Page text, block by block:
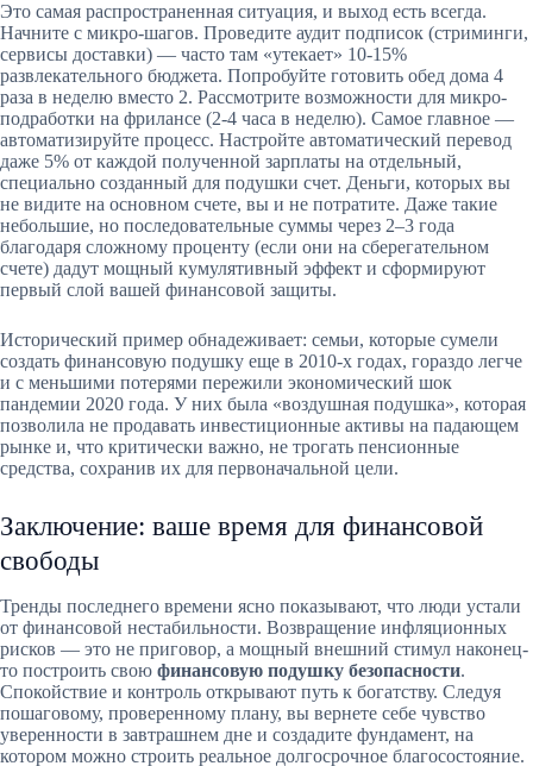
Это самая распространенная ситуация, и выход есть всегда.
Начните с микро-шагов. Проведите аудит подписок (стриминги,
сервисы доставки) — часто там «утекает» 10-15%
развлекательного бюджета. Попробуйте готовить обед дома 4
раза в неделю вместо 2. Рассмотрите возможности для микро-
подработки на фрилансе (2-4 часа в неделю). Самое главное —
автоматизируйте процесс. Настройте автоматический перевод
даже 5% от каждой полученной зарплаты на отдельный,
специально созданный для подушки счет. Деньги, которых вы
не видите на основном счете, вы и не потратите. Даже такие
небольшие, но последовательные суммы через 2–3 года
благодаря сложному проценту (если они на сберегательном
счете) дадут мощный кумулятивный эффект и сформируют
первый слой вашей финансовой защиты.
Исторический пример обнадеживает: семьи, которые сумели
создать финансовую подушку еще в 2010-х годах, гораздо легче
и с меньшими потерями пережили экономический шок
пандемии 2020 года. У них была «воздушная подушка», которая
позволила не продавать инвестиционные активы на падающем
рынке и, что критически важно, не трогать пенсионные
средства, сохранив их для первоначальной цели.
Заключение: ваше время для финансовой
свободы
Тренды последнего времени ясно показывают, что люди устали
от финансовой нестабильности. Возвращение инфляционных
рисков — это не приговор, а мощный внешний стимул наконец-
то построить свою финансовую подушку безопасности.
Спокойствие и контроль открывают путь к богатству. Следуя
пошаговому, проверенному плану, вы вернете себе чувство
уверенности в завтрашнем дне и создадите фундамент, на
котором можно строить реальное долгосрочное благосостояние.